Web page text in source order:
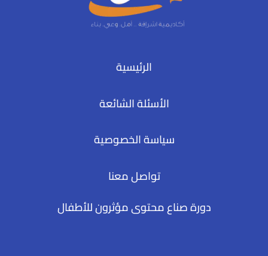
الرئيسية
الأسئلة الشائعة
سياسة الخصوصية
تواصل معنا
دورة صناع محتوى مؤثرون للأطفال